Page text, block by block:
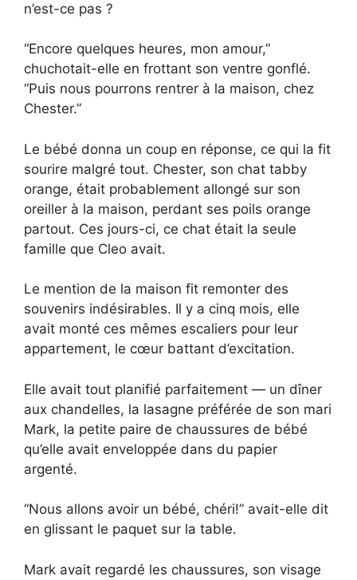
n’est-ce pas ?
“Encore quelques heures, mon amour,”
chuchotait-elle en frottant son ventre gonflé.
“Puis nous pourrons rentrer à la maison, chez
Chester.”
Le bébé donna un coup en réponse, ce qui la fit
sourire malgré tout. Chester, son chat tabby
orange, était probablement allongé sur son
oreiller à la maison, perdant ses poils orange
partout. Ces jours-ci, ce chat était la seule
famille que Cleo avait.
Le mention de la maison fit remonter des
souvenirs indésirables. Il y a cinq mois, elle
avait monté ces mêmes escaliers pour leur
appartement, le cœur battant d’excitation.
Elle avait tout planifié parfaitement — un dîner
aux chandelles, la lasagne préférée de son mari
Mark, la petite paire de chaussures de bébé
qu’elle avait enveloppée dans du papier
argenté.
“Nous allons avoir un bébé, chéri!” avait-elle dit
en glissant le paquet sur la table.
Mark avait regardé les chaussures, son visage